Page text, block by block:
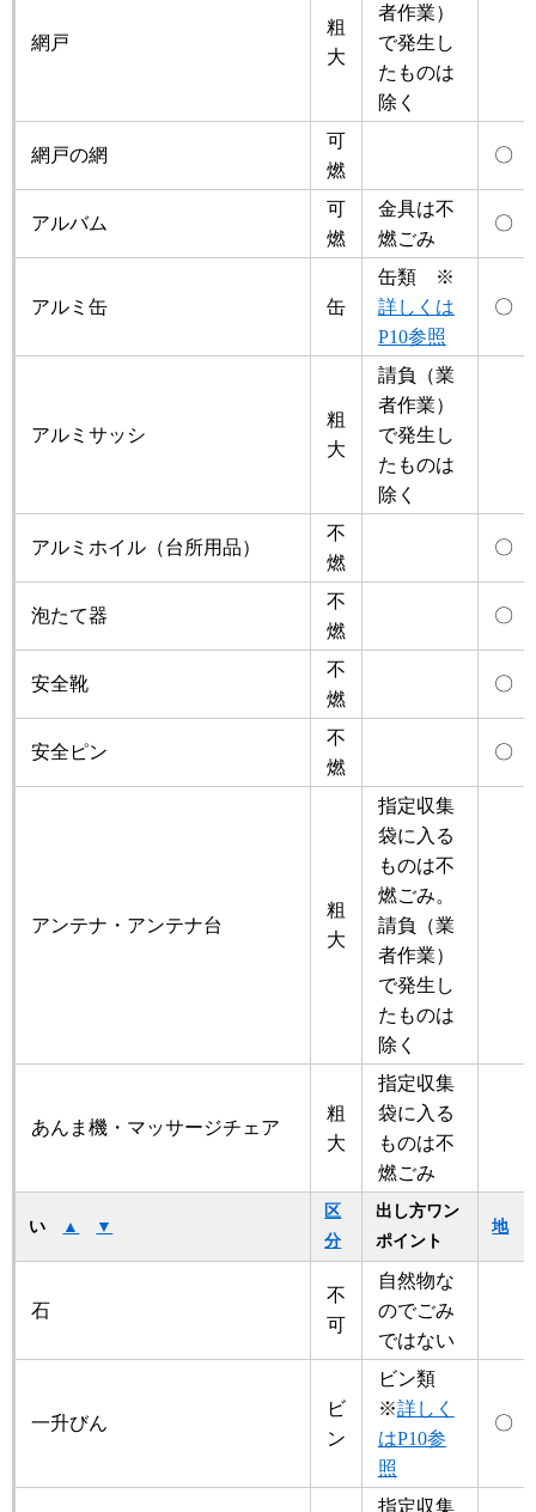
網戸
粗
大
者作業）
で発生し
たものは
除く
網戸の網
可
燃
〇
アルバム
可
燃
金具は不
燃ごみ
〇
アルミ缶 缶
缶類 ※
詳しくは
P10参照
〇
アルミサッシ
粗
大
請負（業
者作業）
で発生し
たものは
除く
アルミホイル（台所用品）
不
燃
〇
泡たて器
不
燃
〇
安全靴
不
燃
〇
安全ピン
不
燃
〇
アンテナ・アンテナ台
粗
大
指定収集
袋に入る
ものは不
燃ごみ。
請負（業
者作業）
で発生し
たものは
除く
あんま機・マッサージチェア
粗
大
指定収集
袋に入る
ものは不
燃ごみ
い ▲ ▼
区
分
出し方ワン
ポイント
地
石
不
可
自然物な
のでごみ
ではない
一升びん
ビ
ン
ビン類
※詳しく
はP10参
照
〇
指定収集